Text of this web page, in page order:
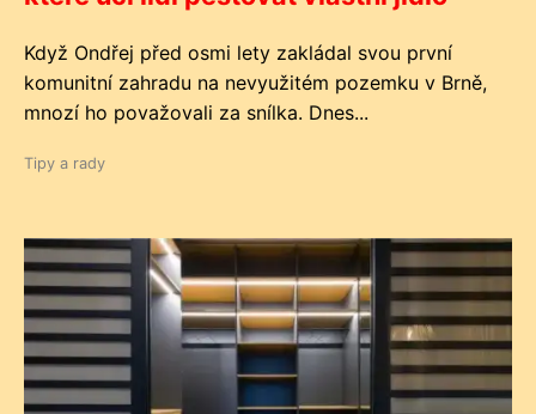
Když Ondřej před osmi lety zakládal svou první
komunitní zahradu na nevyužitém pozemku v Brně,
mnozí ho považovali za snílka. Dnes...
Tipy a rady